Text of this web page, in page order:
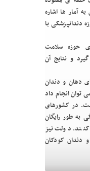
آمار ها اشاره
دندانپزشکی با
حوزه سلامت
و نتایج آن
دهان و دندان
توان انجام داد
در کشورهای
کودکان تا سن ۱۸ سالگی به طور رایگان
دولت نیز
دندان کودکان